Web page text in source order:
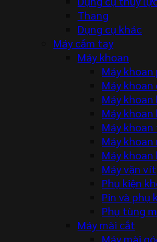
Thang
Dụng cụ khác
Máy cầm tay
Máy khoan
Máy khoan
Máy khoan
Máy khoan
Máy
Máy
Máy
Máy khoan
Máy vặn vít
Phụ kiện
Pin và phụ
Phụ tùng
Máy mài cắt
Máy mài